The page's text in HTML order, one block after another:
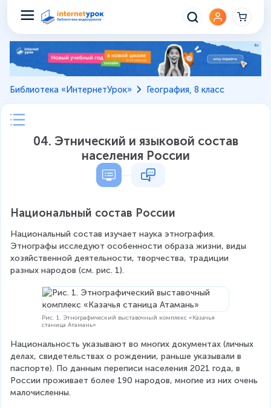
Библиотека «ИнтернетУрок» География, 8 класс
04. Этнический и языковой состав
населения России
Национальный состав России
Национальный состав изучает наука этнография.
Этнографы исследуют особенности образа жизни, виды
хозяйственной деятельности, творчества, традиции
разных народов (см. рис. 1).
Рис. 1. Этнографический выставочный комплекс «Казачья
станица Атамань»
Национальность указывают во многих документах (личных
делах, свидетельствах о рождении, раньше указывали в
паспорте). По данным переписи населения 2021 года, в
России проживает более 190 народов, многие из них очень
малочисленны.